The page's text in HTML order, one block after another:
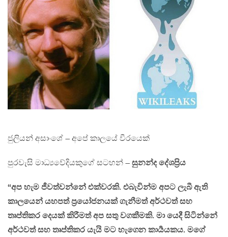
ජුලියන් අසාංශේ – අපේ කාලයේ වීරයෙක්
පුරවැසි මාධ්‍යවේදියකුගේ සටහන් – සුනන්ද දේශප්‍රිය
“අප හැම ජීවත්වන්නේ එක්වරකි. එබැවින්ම අපට ලැබී ඇති
කාලයෙන් යහපත් ප්‍රයෝජනයක් ගැනීමත් අර්ථවත් සහ
තෘප්තිකර දෙයක් කිරීමත් අප සතු වගකීමකි. මා යෙදී සිටින්නේ
අර්ථවත් සහ තෘප්තිකර යැයි මට හැගෙන කාර්‍යයකය. මගේ